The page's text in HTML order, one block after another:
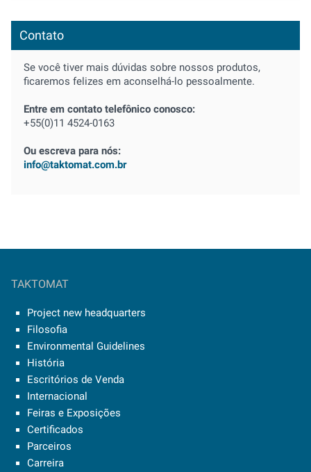
Contato
Se você tiver mais dúvidas sobre nossos produtos,
ficaremos felizes em aconselhá-lo pessoalmente.
Entre em contato telefônico conosco:
+55(0)11 4524-0163
Ou escreva para nós:
info@taktomat.com.br
TAKTOMAT
Project new headquarters
Filosofia
Environmental Guidelines
História
Escritórios de Venda
Internacional
Feiras e Exposições
Certificados
Parceiros
Carreira